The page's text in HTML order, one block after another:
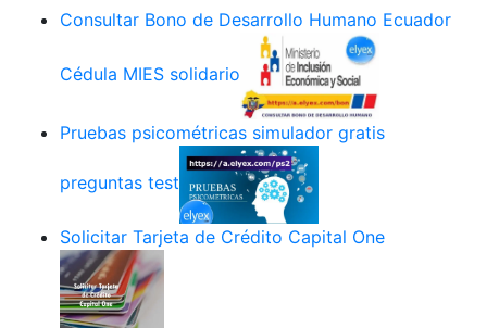
Consultar Bono de Desarrollo Humano Ecuador
Cédula MIES solidario
Pruebas psicométricas simulador gratis
preguntas test
Solicitar Tarjeta de Crédito Capital One